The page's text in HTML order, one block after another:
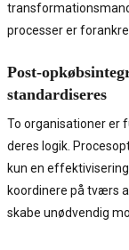
processer er
Post-
standardiseres
To organisationer er
deres logik.
kun en
koordinere på tværs
skabe unødvendig